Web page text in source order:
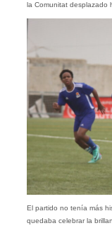
la Comunitat desplazado
El partido no tenía más
quedaba celebrar la